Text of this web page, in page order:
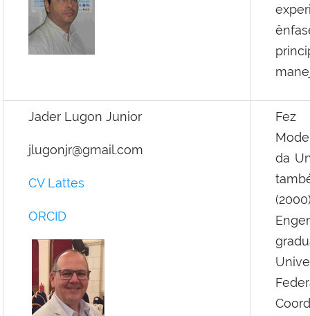
Jader Lugon Junior
jlugonjr@gmail.com
CV Lattes
ORCID
Fez
da